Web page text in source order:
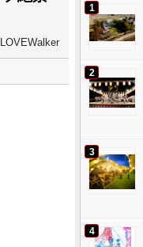
1
2
3
4